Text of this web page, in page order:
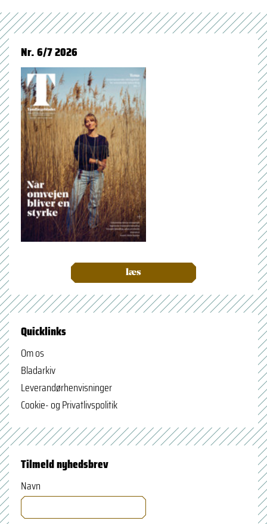
Nr. 6/7 2026
læs
Quicklinks
Om os
Bladarkiv
Leverandørhenvisninger
Cookie- og Privatlivspolitik
Tilmeld nyhedsbrev
Navn